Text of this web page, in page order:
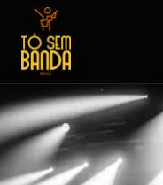
Sobre Nós
Anúncios
Notícias
Eventos